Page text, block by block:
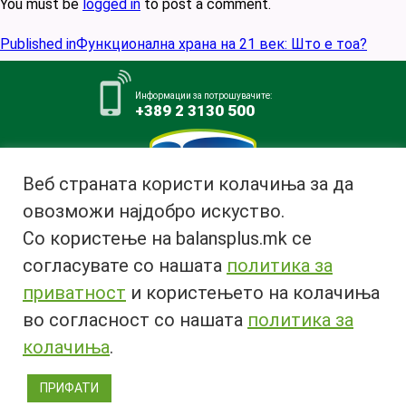
You must be logged in to post a comment.
Post
navigation
Published inФункционална храна на 21 век: Што е тоа?
Информации за потрошувачите:
+389 2 3130 500
Млекара АД Битола
ул. Ѓурчин Наумов Пљакот бр.1,
7000 Битола, Република
Македонија
Тел:+389 47 226 380
Факс: +389 47 237 073
© 2018 Copyright | All rights reserved 2018 ® |
Веб страната користи колачиња за да
овозможи најдобро искуство.
Со користење на balansplus.mk се
согласувате со нашата политика за
приватност и користењето на колачиња
во согласност со нашата политика за
колачиња.
ПРИФАТИ